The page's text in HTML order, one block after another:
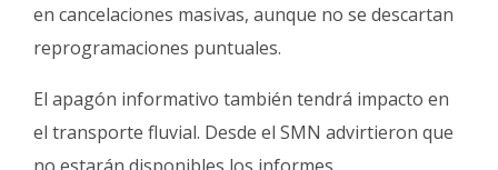
en cancelaciones masivas, aunque no se descartan
reprogramaciones puntuales.
El apagón informativo también tendrá impacto en
el transporte fluvial. Desde el SMN advirtieron que